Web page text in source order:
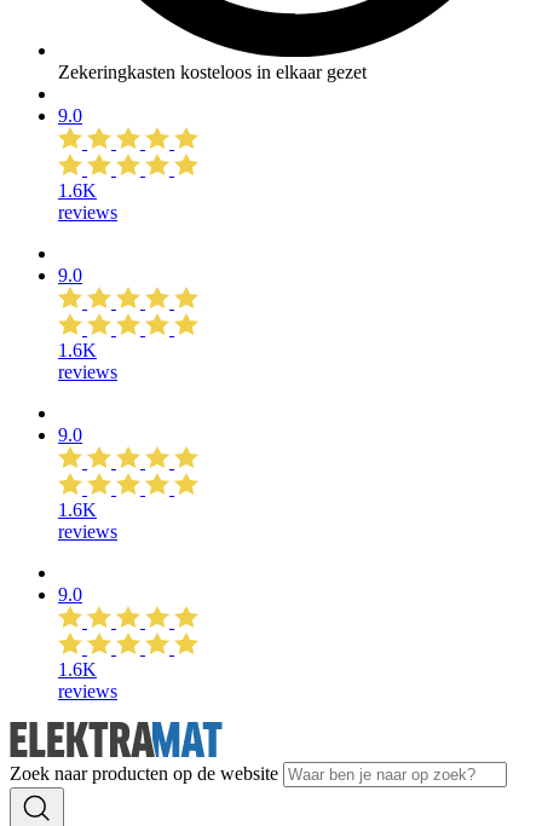
Zekeringkasten kosteloos in elkaar gezet
9.0
1.6K
reviews
9.0
1.6K
reviews
9.0
1.6K
reviews
9.0
1.6K
reviews
Zoek naar producten op de website